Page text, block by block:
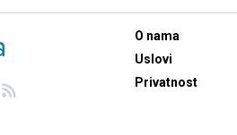
O nama
Uslovi
Privatnost